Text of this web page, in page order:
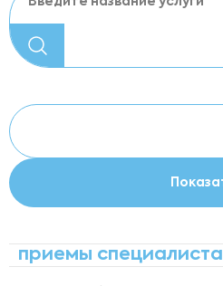
приемы специалиста